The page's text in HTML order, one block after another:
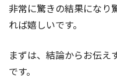
非常に驚きの結果になり
れば嬉しいです。
まずは、結論からお伝え
です。